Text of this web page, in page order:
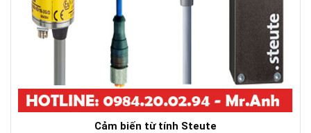
Cảm biến từ tính Steute